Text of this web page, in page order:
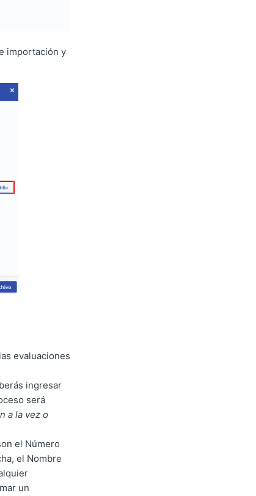
importación y
evaluaciones
ingresar
será
a la vez o
el Número
el Nombre
un